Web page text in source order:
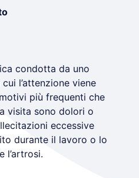
condotta da uno
l’attenzione viene
più frequenti che
visita sono dolori o
eccessive
durante il lavoro o lo
l’artrosi.